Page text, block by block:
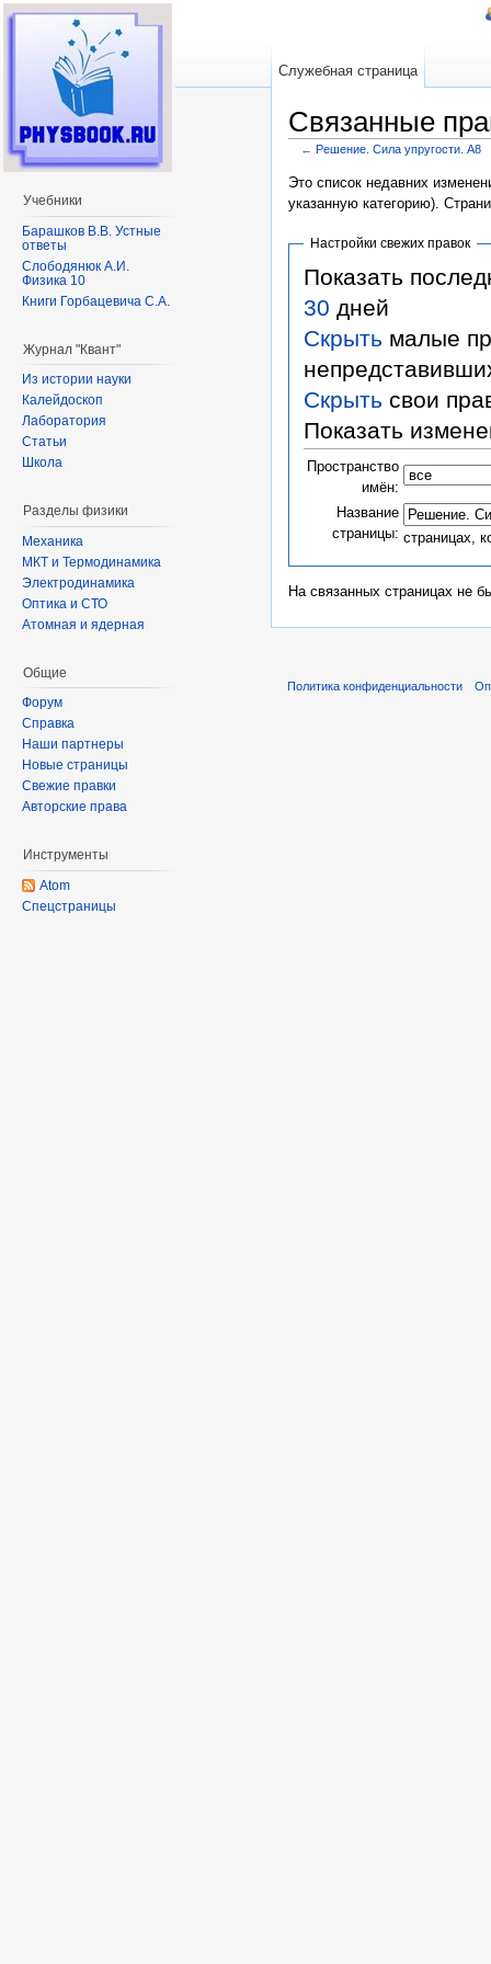
Связанные
← Решение. Сила упругости. А8
Это список недавних
указанную категорию).
Настройки свежих правок
Показать
30 дней
Скрыть малые
Скрыть свои
Показать
Пространство
имён:
Название
страницы: страницах,
На связанных страницах не
Служебная страница
Учебники
Барашков В.В. Устные
ответы
Слободянюк А.И.
Физика 10
Книги Горбацевича С.А.
Журнал "Квант"
Из истории науки
Калейдоскоп
Лаборатория
Статьи
Школа
Разделы физики
Механика
МКТ и Термодинамика
Электродинамика
Оптика и СТО
Атомная и ядерная
Общие
Форум
Справка
Наши партнеры
Новые страницы
Свежие правки
Авторские права
Инструменты
Atom
Спецстраницы
Политика конфиденциальности